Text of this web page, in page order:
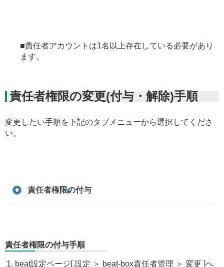
■責任者アカウントは1名以上存在している必要があり
ます。
責任者権限の変更(付与・解除)手順
変更したい手順を下記のタブメニューから選択してくださ
い。
責任者権限の付与
責任者権限の付与手順
beat設定ページ[ 設定 ＞ beat-box責任者管理 ＞ 変更 ]へ